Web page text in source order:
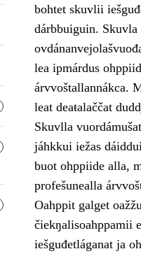
bohtet skuvlii
dárbbuiguin. Skuvla
lea ipmárdus
árvvoštallannákca.
leat deaŧalaččat
Skuvlla
jáhkkui iežas
buot ohppiide alla,
profešunealla
Oahppit galget
čiekŋalisoahppamii
iešguđetláganat ja